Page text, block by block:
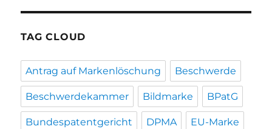
TAG CLOUD
Antrag auf Markenlöschung Beschwerde
Beschwerdekammer Bildmarke BPatG
Bundespatentgericht DPMA EU-Marke